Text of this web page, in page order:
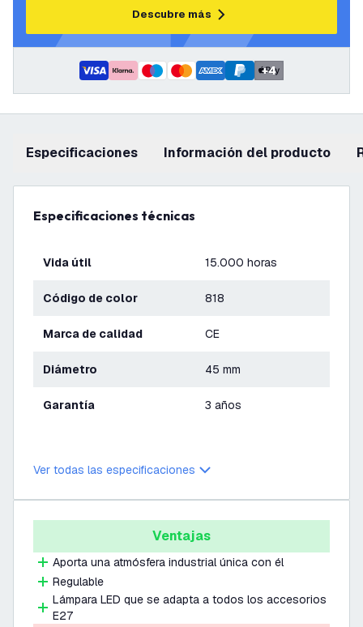
Descubre más
+4
Especificaciones información del producto
Especificaciones técnicas
Vida útil 15.000 horas
Código de color 818
Marca de calidad CE
Diámetro 45 mm
Garantía 3 años
Ver todas las especificaciones
Ventajas
Aporta una atmósfera industrial única con él
Regulable
Lámpara LED que se adapta a todos los accesorios
E27